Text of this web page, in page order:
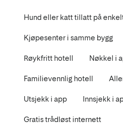
Hund eller katt tillatt på
Kjøpesenter i samme bygg
Røykfritt hotell Nøkkel i
Familievennlig hotell
Utsjekk i app Innsjekk i
Gratis trådløst internett